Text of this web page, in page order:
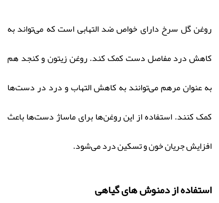
روغن گل سرخ دارای خواص ضد التهابی است که می‌تواند به
کاهش درد مفاصل دست کمک کند. روغن زیتون و کنجد هم
به عنوان مرهم می‌توانند به کاهش التهاب و درد در دست‌ها
کمک کنند. استفاده از این روغن‌ها برای ماساژ دست‌ها باعث
افزایش جریان خون و تسکین درد می‌شود.
استفاده از دمنوش‌ های گیاهی